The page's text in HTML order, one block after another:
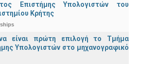
Επιστήμης Υπολογιστών του
Κρήτης
να είναι πρώτη επιλογή το Τμήμα
Υπολογιστών στο μηχανογραφικό